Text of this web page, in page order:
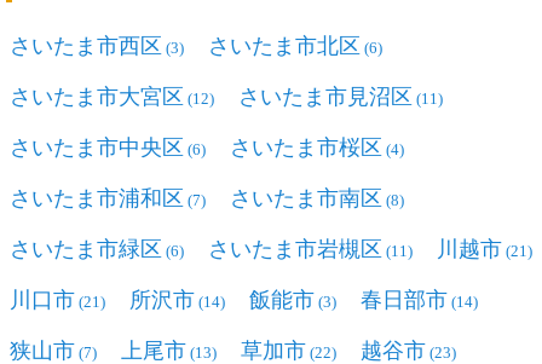
さいたま市西区 (3) さいたま市北区 (6)
さいたま市大宮区 (12) さいたま市見沼区 (11)
さいたま市中央区 (6) さいたま市桜区 (4)
さいたま市浦和区 (7) さいたま市南区 (8)
さいたま市緑区 (6) さいたま市岩槻区 (11) 川越市 (21)
川口市 (21) 所沢市 (14) 飯能市 (3) 春日部市 (14)
狭山市 (7) 上尾市 (13) 草加市 (22) 越谷市 (23)